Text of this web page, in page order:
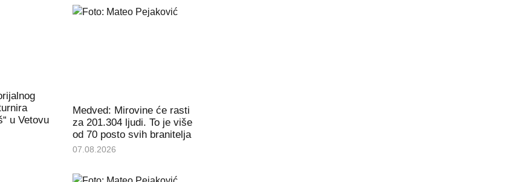
u Vetovu
Medved: Mirovine će rasti
za 201.304 ljudi. To je više
od 70 posto svih branitelja
07.08.2026